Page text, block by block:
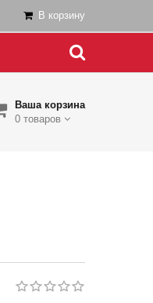
В корзину
Ваша корзина
0 товаров